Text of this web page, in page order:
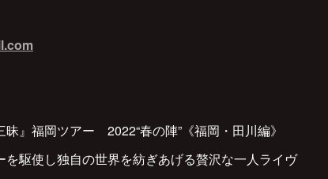
昧』福岡ツアー 2022“春の陣”《福岡・田川編》
駆使し独自の世界を紡ぎあげる贅沢な一人ライヴ